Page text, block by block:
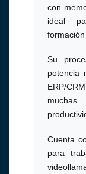
con
ideal
Su
potencia
ERP/
Cuenta
para